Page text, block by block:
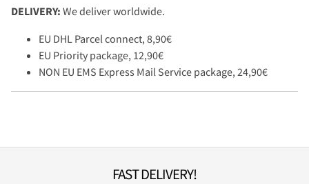
DELIVERY: We deliver worldwide.
EU DHL Parcel connect, 8,90€
EU Priority package, 12,90€
NON EU EMS Express Mail Service package, 24,90€
FAST DELIVERY!